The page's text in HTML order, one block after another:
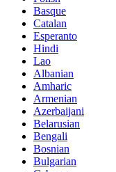
Basque
Catalan
Esperanto
Hindi
Lao
Albanian
Amharic
Armenian
Azerbaijani
Belarusian
Bengali
Bosnian
Bulgarian